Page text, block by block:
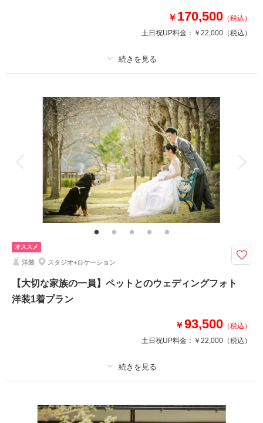
を確認する
￥ 170,500 （税込）
土日祝UP料金： ￥22,000 （税込）
撮影料 新婦衣装2着 新郎衣装2着
着付け ヘアメイク 小物一式
アルバム データ 100 カット 台紙付写真
衣装追加 会食 挙式
家族と撮影 家族用衣装レンタル ペットと撮影
わんちゃん、ねこちゃんとの撮影も慣れたスタッフなら安心！
いつも一緒に過ごしている家族の一員でもあるペットとの撮影。
ペット撮影もコツがあるんです。
是非サクラヒルズ創寫舘にお任せを！
相談予約する
オススメ
洋装 スタジオ+ロケーション
【大切な家族の一員】ペットとのウェディングフォト
洋装1着プラン
￥93,500 （税込）
土日祝UP料金： ￥22,000 （税込）
撮影料 新婦衣装1着 新郎衣装1着